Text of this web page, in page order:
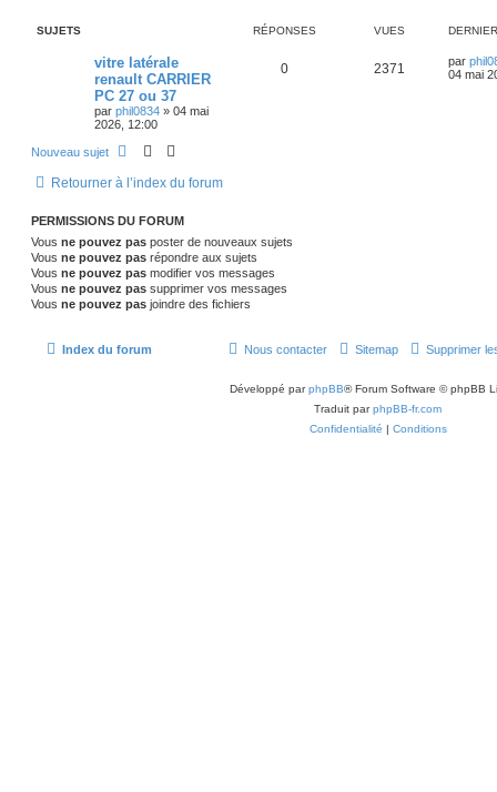
SUJETS RÉPONSES VUES
vitre latérale
renault CARRIER
PC 27 ou 37
par phil0834 » 04 mai
2026, 12:00
0 2371 par
04 mai
Nouveau sujet
Retourner à l’index du forum
PERMISSIONS DU FORUM
Vous ne pouvez pas poster de nouveaux sujets
Vous ne pouvez pas répondre aux sujets
Vous ne pouvez pas modifier vos messages
Vous ne pouvez pas supprimer vos messages
Vous ne pouvez pas joindre des fichiers
Index du forum Supprimer
Sitemap
Nous contacter
Développé parphpBB® Forum Software © phpBB
Traduit parphpBB-fr.com
Confidentialité | Conditions